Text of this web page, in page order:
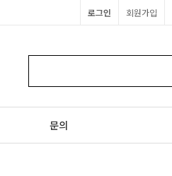
회원가입
로그인
문의